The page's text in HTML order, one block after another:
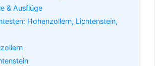
& Ausflüge
Hohenzollern, Lichtenstein,